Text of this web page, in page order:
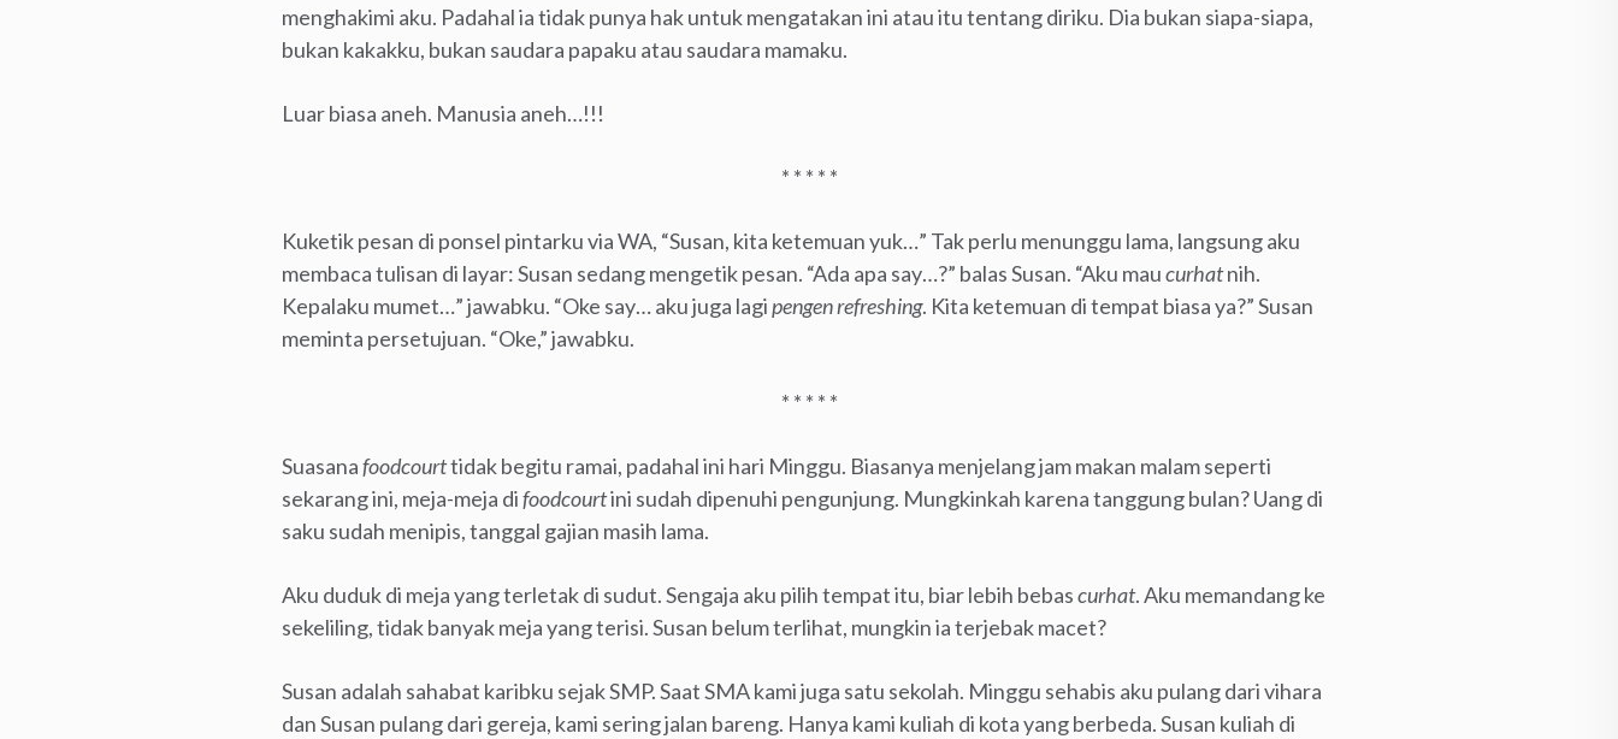
menghakimi aku. Padahal ia tidak punya hak untuk mengatakan ini atau itu tentang diriku. Dia bukan siapa-siapa,
bukan kakakku, bukan saudara papaku atau saudara mamaku.
Luar biasa aneh. Manusia aneh…!!!
* * * * *
Kuketik pesan di ponsel pintarku via WA, “Susan, kita ketemuan yuk…” Tak perlu menunggu lama, langsung aku
membaca tulisan di layar: Susan sedang mengetik pesan. “Ada apa say…?” balas Susan. “Aku maucurhatnih.
Kepalaku mumet…” jawabku. “Oke say… aku juga lagipengenrefreshing. Kita ketemuan di tempat biasa ya?” Susan
meminta persetujuan. “Oke,” jawabku.
* * * * *
Suasanafoodcourttidak begitu ramai, padahal ini hari Minggu. Biasanya menjelang jam makan malam seperti
sekarang ini, meja-meja difoodcourtini sudah dipenuhi pengunjung. Mungkinkah karena tanggung bulan? Uang di
saku sudah menipis, tanggal gajian masih lama.
Aku duduk di meja yang terletak di sudut. Sengaja aku pilih tempat itu, biar lebih bebascurhat. Aku memandang ke
sekeliling, tidak banyak meja yang terisi. Susan belum terlihat, mungkin ia terjebak macet?
Susan adalah sahabat karibku sejak SMP. Saat SMA kami juga satu sekolah. Minggu sehabis aku pulang dari vihara
dan Susan pulang dari gereja, kami sering jalan bareng. Hanya kami kuliah di kota yang berbeda. Susan kuliah di